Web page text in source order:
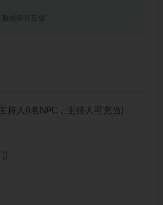
或留言反馈
持人(I名NPC，主持人可充当)
)